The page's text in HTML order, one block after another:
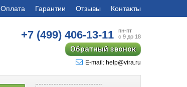
Оплата Гарантии Отзывы Контакты
+7 (499)406-13-11
пн-пт
с 9 до 18
Обратный звонок
E-mail: help@vira.ru